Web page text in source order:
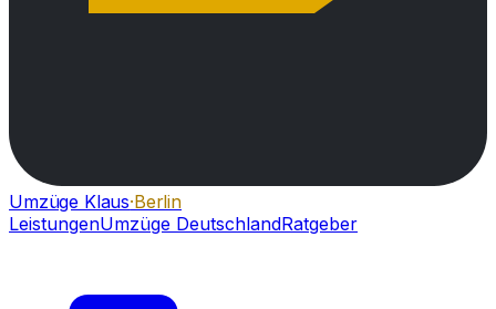
Umzüge Klaus·Berlin
LeistungenUmzüge DeutschlandRatgeber